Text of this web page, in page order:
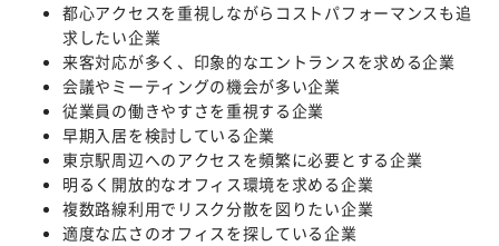
都心アクセスを重視しながらコストパフォーマンスも追
求したい企業
来客対応が多く、印象的なエントランスを求める企業
会議やミーティングの機会が多い企業
従業員の働きやすさを重視する企業
早期入居を検討している企業
東京駅周辺へのアクセスを頻繁に必要とする企業
明るく開放的なオフィス環境を求める企業
複数路線利用でリスク分散を図りたい企業
適度な広さのオフィスを探している企業